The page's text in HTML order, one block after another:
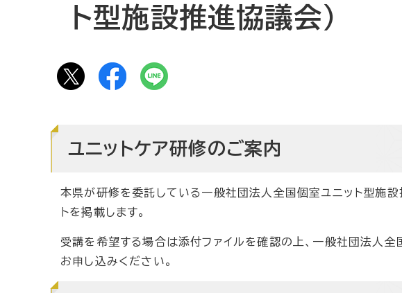
ト型施設推進協議会）
ユニットケア研修のご案内
本県が研修を委託している一般社団法人全国個室ユニット型施設
トを掲載します。
受講を希望する場合は添付ファイルを確認の上、一般社団法人
お申し込みください。